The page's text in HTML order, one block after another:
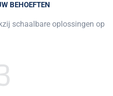
BEHOEFTEN
schaalbare oplossingen op